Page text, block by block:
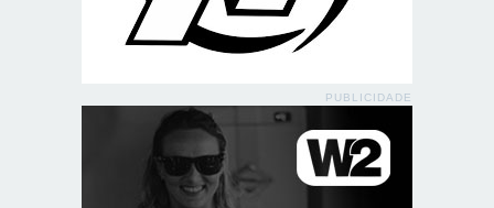
PUBLICIDADE